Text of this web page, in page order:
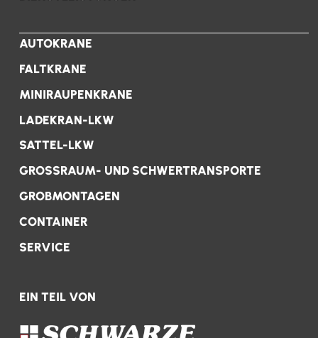
AUTOKRANE
FALTKRANE
MINIRAUPENKRANE
LADEKRAN-LKW
SATTEL-LKW
GROSSRAUM- UND SCHWERTRANSPORTE
GROBMONTAGEN
CONTAINER
SERVICE
EIN TEIL VON